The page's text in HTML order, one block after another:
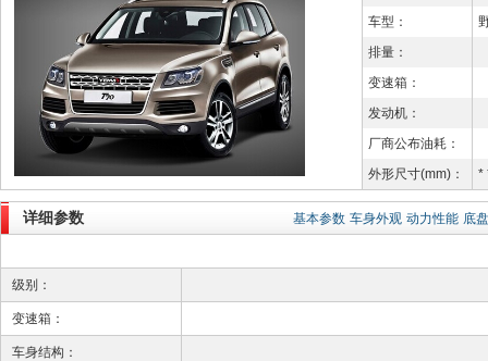
车型：
排量：
变速箱：
发动机：
厂商公布油耗：
外形尺寸(mm)：
*
基本参数 车身外观 动力性能 底
详细参数
级别：
变速箱：
车身结构：